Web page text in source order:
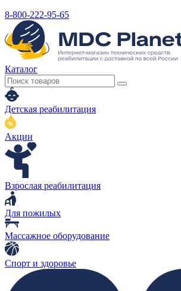
8-800-222-95-65
Каталог
Детская реабилитация
Акции
Взрослая реабилитация
Для пожилых
Массажное оборудование
Спорт и здоровье